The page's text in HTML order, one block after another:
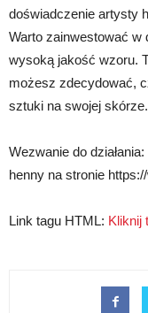
doświadczenie artysty
Warto zainwestować
wysoką jakość wzoru.
możesz zdecydować,
sztuki na swojej skórze.
Wezwanie do
henny na stronie
Link tagu HTML: Kliknij